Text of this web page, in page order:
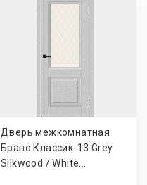
Дверь межкомнатная
Браво Классик-13 Grey
Silkwood / White...